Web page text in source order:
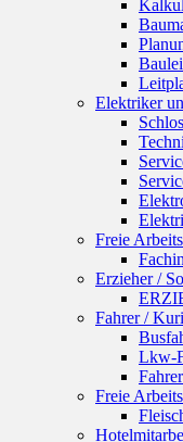
Elektriker
Freie
Erzieher /
Fahrer /
Lkw-
Freie